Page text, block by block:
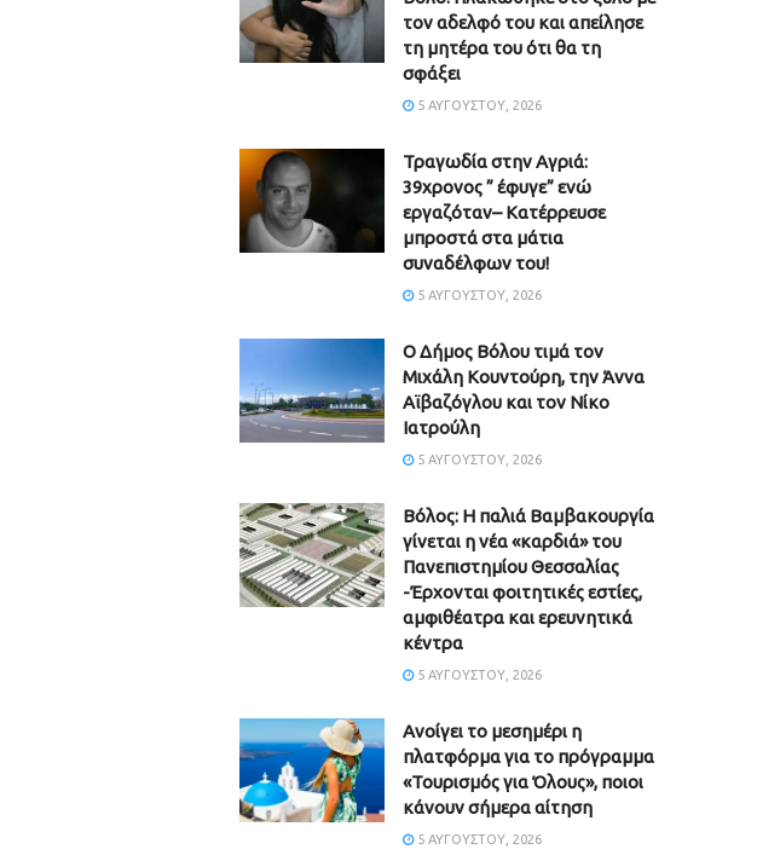
τον αδελφό του και απείλησε
τη μητέρα του ότι θα τη
σφάξει
5 ΑΥΓΟΎΣΤΟΥ, 2026
Τραγωδία στην Αγριά:
39χρονος ” έφυγε” ενώ
εργαζόταν– Κατέρρευσε
μπροστά στα μάτια
συναδέλφων του!
5 ΑΥΓΟΎΣΤΟΥ, 2026
Ο Δήμος Βόλου τιμά τον
Μιχάλη Κουντούρη, την Άννα
Αϊβαζόγλου και τον Νίκο
Ιατρούλη
5 ΑΥΓΟΎΣΤΟΥ, 2026
Βόλος: Η παλιά Βαμβακουργία
γίνεται η νέα «καρδιά» του
Πανεπιστημίου Θεσσαλίας
-Έρχονται φοιτητικές εστίες,
αμφιθέατρα και ερευνητικά
κέντρα
5 ΑΥΓΟΎΣΤΟΥ, 2026
Ανοίγει το μεσημέρι η
πλατφόρμα για το πρόγραμμα
«Τουρισμός για Όλους», ποιοι
κάνουν σήμερα αίτηση
5 ΑΥΓΟΎΣΤΟΥ, 2026